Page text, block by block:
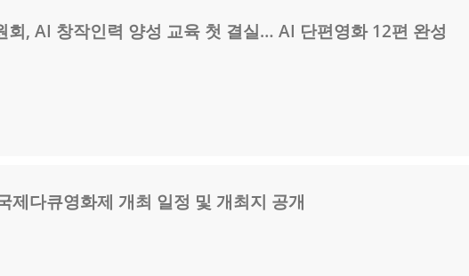
회, AI 창작인력 양성 교육 첫 결실… AI 단편영화 12편 완성
제다큐영화제 개최 일정 및 개최지 공개